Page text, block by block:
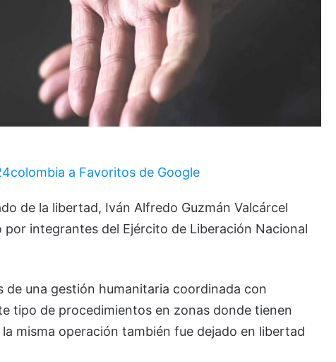
a Favoritos de Google
de la libertad, Iván Alfredo Guzmán Valcárcel
integrantes del Ejército de Liberación Nacional
de una gestión humanitaria coordinada con
tipo de procedimientos en zonas donde tienen
misma operación también fue dejado en libertad